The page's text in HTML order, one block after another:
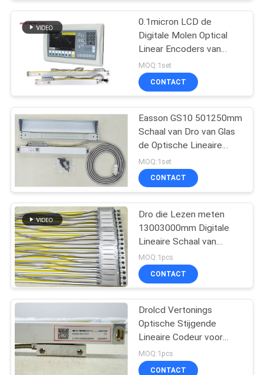
Digitaal Positielezen
Absolute Lineaire
Codeurs
3 as Digitaal Lezen
0.1micron LCD de
Digitale Molen Optical
Linear Encoders van
Lezendro
MOQ:1set
CONTACT
Easson GS10 501250mm
Schaal van Dro van Glas
de Optische Lineaire
Codeurs
MOQ:1set
CONTACT
Dro die Lezen meten
13003000mm Digitale
Lineaire Schaal van
Lezeneasson
MOQ:1pcs
CONTACT
Drolcd Vertonings
Optische Stijgende
Lineaire Codeur voor
Metrologie
MOQ:1pcs
CONTACT